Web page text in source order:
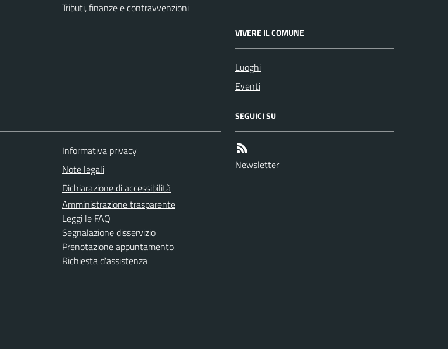
Tributi, finanze e contravvenzioni
VIVERE IL COMUNE
Luoghi
Eventi
Informativa privacy
Note legali
Dichiarazione di accessibilità
Amministrazione trasparente
Leggi le FAQ
Segnalazione disservizio
Prenotazione appuntamento
Richiesta d'assistenza
SEGUICI SU
Newsletter